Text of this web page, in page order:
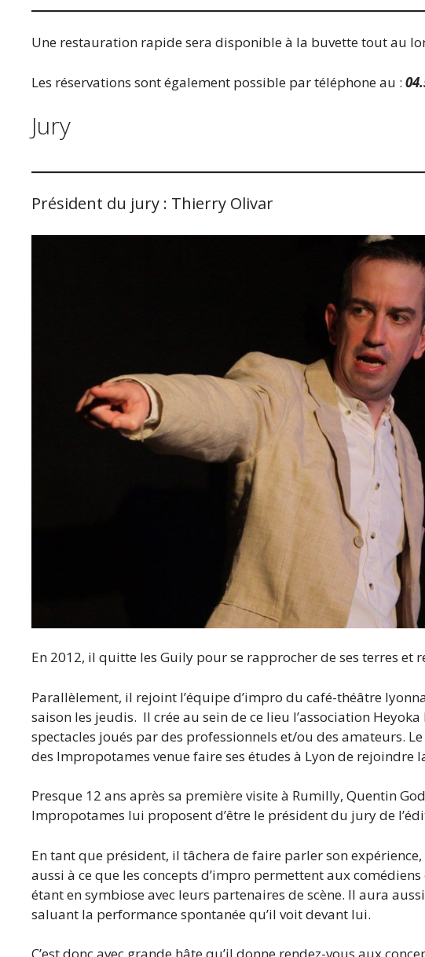
Une restauration rapide sera disponible à la buvette tout au
Les réservations sont également possible par téléphone au :
Jury
Président du jury : Thierry Olivar
En 2012, il quitte les Guily pour se rapprocher de ses terres et
Parallèlement, il rejoint l’équipe d’impro du café-théâtre
saison les jeudis. Il crée au sein de ce lieu l’association
spectacles joués par des professionnels et/ou des amateurs.
des Impropotames venue faire ses études à Lyon de rejoindre
Presque 12 ans après sa première visite à Rumilly, Quentin
Impropotames lui proposent d’être le président du jury de
En tant que président, il tâchera de faire parler son
aussi à ce que les concepts d’impro permettent aux
étant en symbiose avec leurs partenaires de scène. Il aura
saluant la performance spontanée qu’il voit devant lui.